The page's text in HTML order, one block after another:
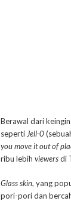
Berawal dari
seperti Jell-0
you move it out of
ribu lebih viewersdi
Glass skin, yang
pori-pori dan